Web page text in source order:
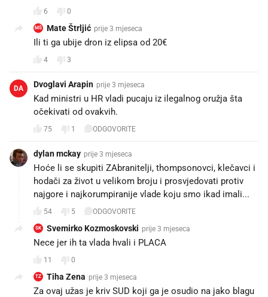
6 0
MŠ Mate Štrljić prije 3 mjeseca
Ili ti ga ubije dron iz elipsa od 20€😭
4 3
DA Dvoglavi Arapin prije 3 mjeseca
Kad ministri u HR vladi pucaju iz ilegalnog oružja šta
očekivati od ovakvih.
75 1 ODGOVORITE
dylan mckay prije 3 mjeseca
Hoće li se skupiti ZAbranitelji, thompsonovci, klečavci i
hodači za život u velikom broju i prosvjedovati protiv
najgore i najkorumpiranije vlade koju smo ikad imali...
54 5 ODGOVORITE
SK Svemirko Kozmoskovski prije 3 mjeseca
Nece jer ih ta vlada hvali i PLACA
11 0
TZ Tiha Zena prije 3 mjeseca
Za ovaj užas je kriv SUD koji ga je osudio na jako blagu